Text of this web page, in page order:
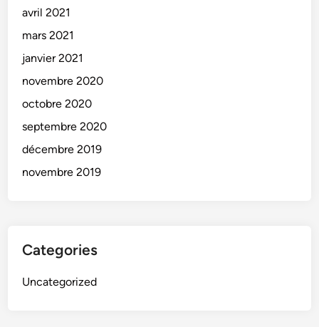
avril 2021
mars 2021
janvier 2021
novembre 2020
octobre 2020
septembre 2020
décembre 2019
novembre 2019
Categories
Uncategorized